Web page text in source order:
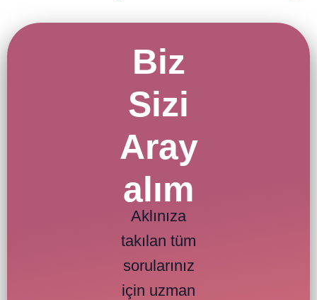
Biz
Sizi
Aray
alım
Aklınıza
takılan tüm
sorularınız
için uzman